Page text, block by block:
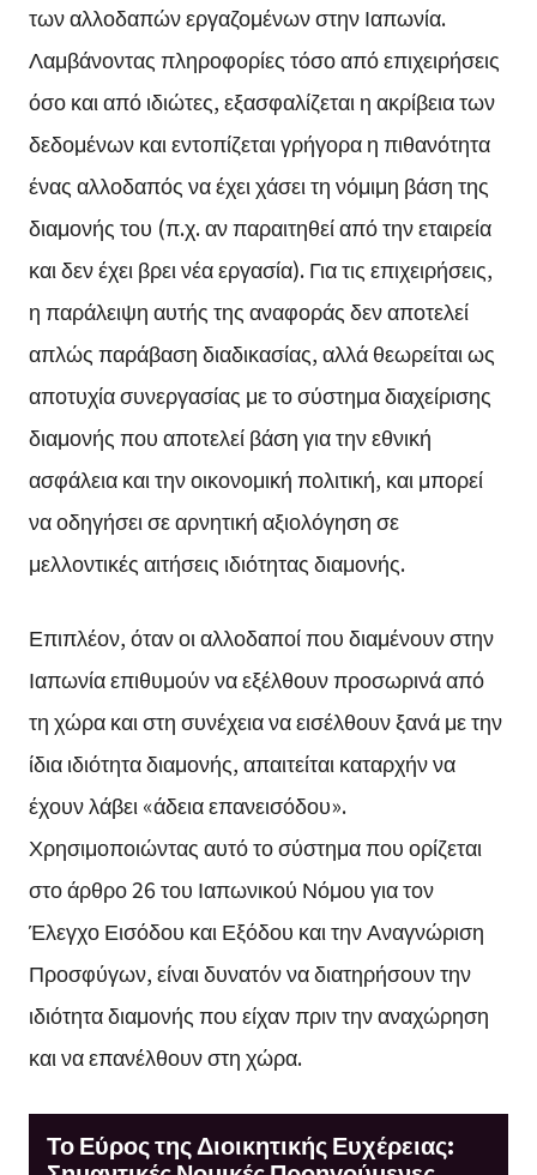
των αλλοδαπών εργαζομένων στην Ιαπωνία.
Λαμβάνοντας πληροφορίες τόσο από επιχειρήσεις
όσο και από ιδιώτες, εξασφαλίζεται η ακρίβεια των
δεδομένων και εντοπίζεται γρήγορα η πιθανότητα
ένας αλλοδαπός να έχει χάσει τη νόμιμη βάση της
διαμονής του (π.χ. αν παραιτηθεί από την εταιρεία
και δεν έχει βρει νέα εργασία). Για τις επιχειρήσεις,
η παράλειψη αυτής της αναφοράς δεν αποτελεί
απλώς παράβαση διαδικασίας, αλλά θεωρείται ως
αποτυχία συνεργασίας με το σύστημα διαχείρισης
διαμονής που αποτελεί βάση για την εθνική
ασφάλεια και την οικονομική πολιτική, και μπορεί
να οδηγήσει σε αρνητική αξιολόγηση σε
μελλοντικές αιτήσεις ιδιότητας διαμονής.
Επιπλέον, όταν οι αλλοδαποί που διαμένουν στην
Ιαπωνία επιθυμούν να εξέλθουν προσωρινά από
τη χώρα και στη συνέχεια να εισέλθουν ξανά με την
ίδια ιδιότητα διαμονής, απαιτείται καταρχήν να
έχουν λάβει «άδεια επανεισόδου».
Χρησιμοποιώντας αυτό το σύστημα που ορίζεται
στο άρθρο 26 του Ιαπωνικού Νόμου για τον
Έλεγχο Εισόδου και Εξόδου και την Αναγνώριση
Προσφύγων, είναι δυνατόν να διατηρήσουν την
ιδιότητα διαμονής που είχαν πριν την αναχώρηση
και να επανέλθουν στη χώρα.
Το Εύρος της Διοικητικής Ευχέρειας: